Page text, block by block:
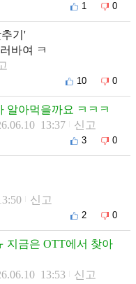
1 0
기'
바여 ㅋ
10 0
알아먹을까요 ㅋㅋㅋ
13:37 신고
3 0
신고
2 0
지금은 OTT에서 찾아
13:53 신고